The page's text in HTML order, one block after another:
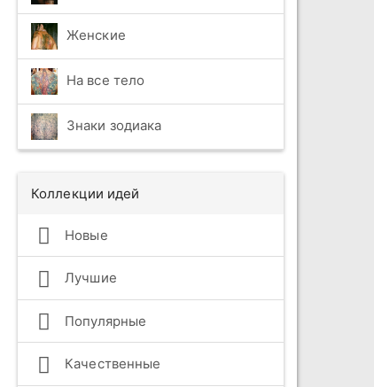
Женские
На все тело
Знаки зодиака
Коллекции идей
Новые
Лучшие
Популярные
Качественные